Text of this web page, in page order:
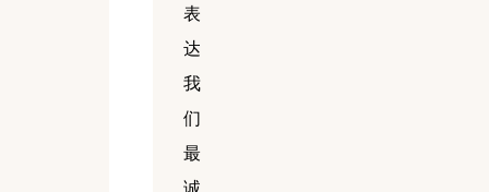
表
达
我
们
最
诚